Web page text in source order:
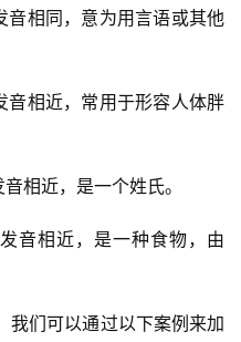
音相同，意为用言语或其他
音相近，常用于形容人体胖
相近，是一个姓氏。
音相近，是一种食物，由
们可以通过以下案例来加